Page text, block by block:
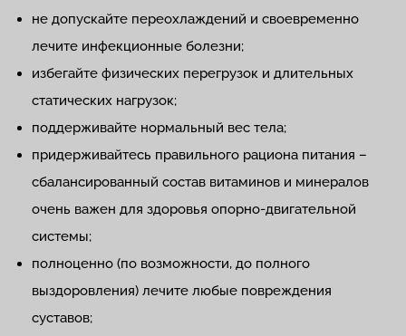
не допускайте переохлаждений и своевременно
лечите инфекционные болезни;
избегайте физических перегрузок и длительных
статических нагрузок;
поддерживайте нормальный вес тела;
придерживайтесь правильного рациона питания –
сбалансированный состав витаминов и минералов
очень важен для здоровья опорно-двигательной
системы;
полноценно (по возможности, до полного
выздоровления) лечите любые повреждения
суставов;